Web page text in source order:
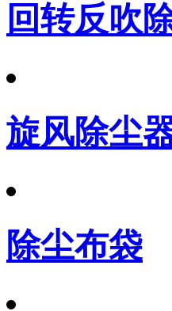
回转反吹
旋风除尘
除尘布袋